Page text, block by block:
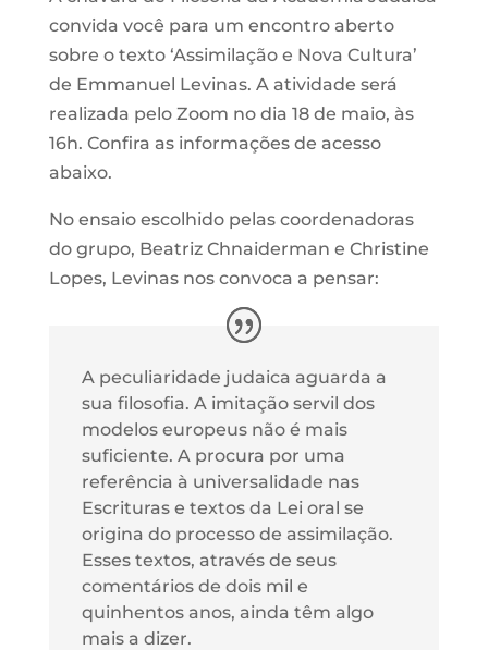
convida você para um encontro aberto
sobre o texto ‘Assimilação e Nova Cultura’
de Emmanuel Levinas. A atividade será
realizada pelo Zoom no dia 18 de maio, às
16h. Confira as informações de acesso
abaixo.
No ensaio escolhido pelas coordenadoras
do grupo, Beatriz Chnaiderman e Christine
Lopes, Levinas nos convoca a pensar:
A peculiaridade judaica aguarda a
sua filosofia. A imitação servil dos
modelos europeus não é mais
suficiente. A procura por uma
referência à universalidade nas
Escrituras e textos da Lei oral se
origina do processo de assimilação.
Esses textos, através de seus
comentários de dois mil e
quinhentos anos, ainda têm algo
mais a dizer.